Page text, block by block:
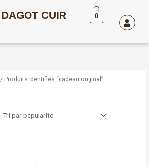
DAGOT CUIR 0
/ Produits identifiés “cadeau original”